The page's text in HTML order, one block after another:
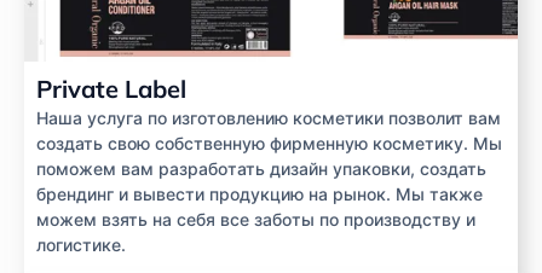
Private Label
Наша услуга по изготовлению косметики позволит вам
создать свою собственную фирменную косметику. Мы
поможем вам разработать дизайн упаковки, создать
брендинг и вывести продукцию на рынок. Мы также
можем взять на себя все заботы по производству и
логистике.